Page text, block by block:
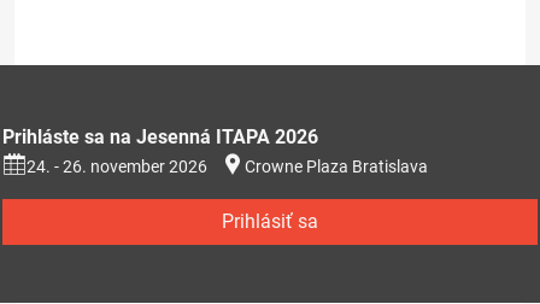
Prihláste sa na Jesenná ITAPA 2026
24. - 26. november 2026 Crowne Plaza Bratislava
Prihlásiť sa